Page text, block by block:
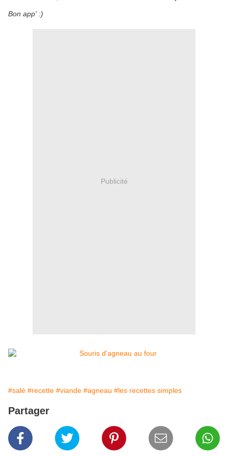
Bon app' :)
Publicité
#salé #recette #viande #agneau #les recettes simples
Partager